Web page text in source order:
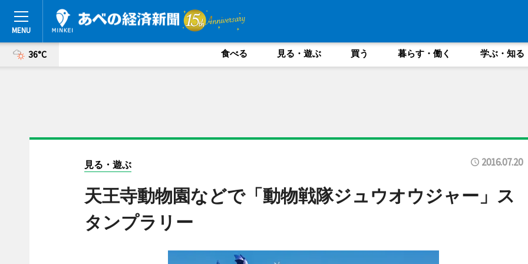
36°C 食べる 見る・遊ぶ 買う 暮らす・働く 学ぶ・知る
見る・遊ぶ 2016.07.20
天王寺動物園などで「動物戦隊ジュウオウジャー」ス
タンプラリー